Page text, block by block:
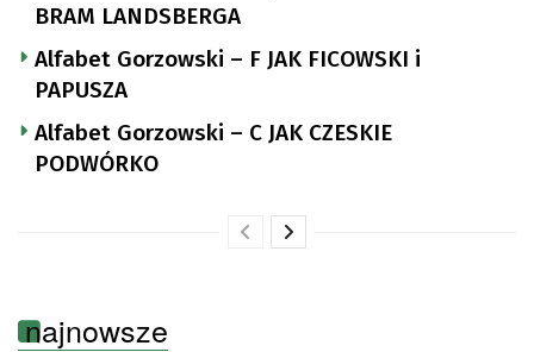
BRAM LANDSBERGA
Alfabet Gorzowski – F JAK FICOWSKI i
PAPUSZA
Alfabet Gorzowski – C JAK CZESKIE
PODWÓRKO
najnowsze